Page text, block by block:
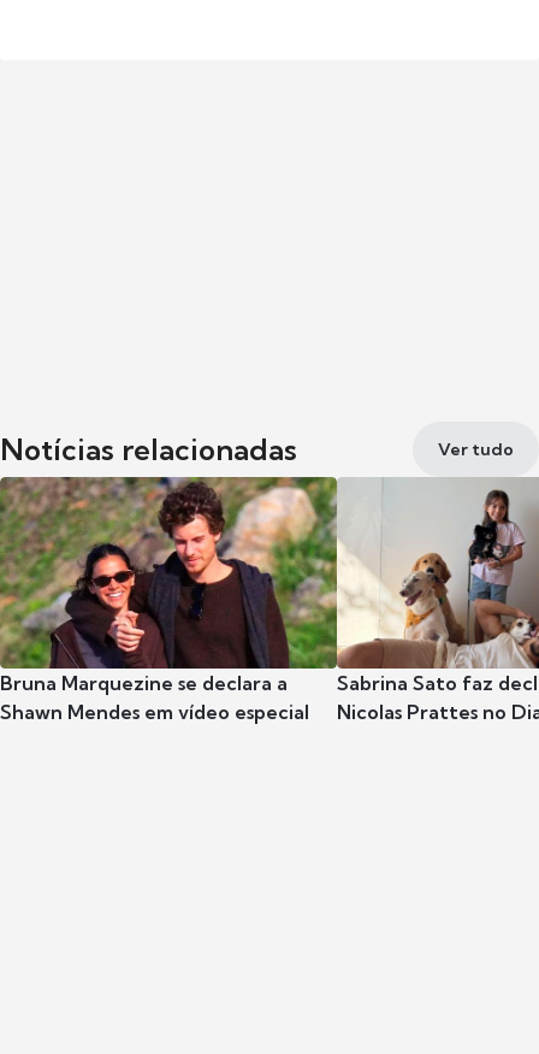
Notícias relacionadas Ver tudo
Bruna Marquezine se declara a
Shawn Mendes em vídeo especial
Sabrina Sato faz
Nicolas Prattes no